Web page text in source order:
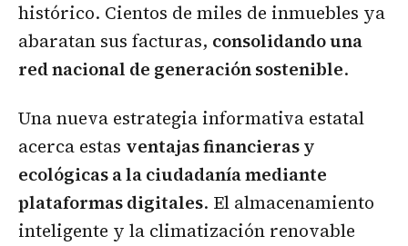
histórico. Cientos de miles de inmuebles ya
abaratan sus facturas, consolidando una
red nacional de generación sostenible.
Una nueva estrategia informativa estatal
acerca estas ventajas financieras y
ecológicas a la ciudadanía mediante
plataformas digitales. El almacenamiento
inteligente y la climatización renovable